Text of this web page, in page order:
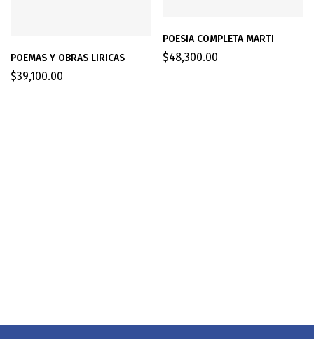
POEMAS Y OBRAS LIRICAS
$39,100.00
POESIA COMPLETA MARTI
$48,300.00